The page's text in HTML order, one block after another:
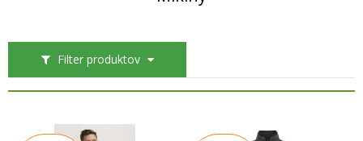
Filter produktov